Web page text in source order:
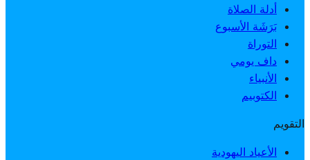
أدلة الصلاة
بَرَشَة الأسبوع
التوراة
داف يومي
الأنبياء
الكتوبيم
التقويم
الأعياد اليهودية